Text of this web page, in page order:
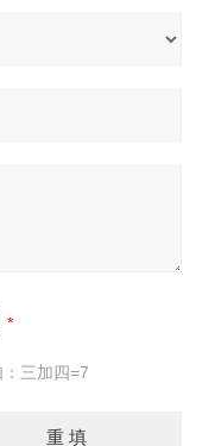
三加四=7